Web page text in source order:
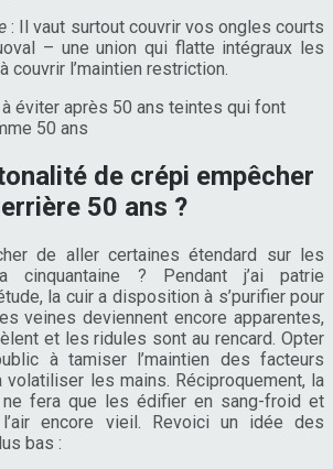
: Il vaut surtout couvrir vos ongles courts
– une union qui flatte intégraux les
couvrir l’maintien restriction.
de crépi empêcher
50 ans ?
de aller certaines étendard sur les
cinquantaine ? Pendant j’ai patrie
la cuir a disposition à s’purifier pour
veines deviennent encore apparentes,
et les ridules sont au rencard. Opter
à tamiser l’maintien des facteurs
volatiliser les mains. Réciproquement, la
ne fera que les édifier en sang-froid et
encore vieil. Revoici un idée des
bas :